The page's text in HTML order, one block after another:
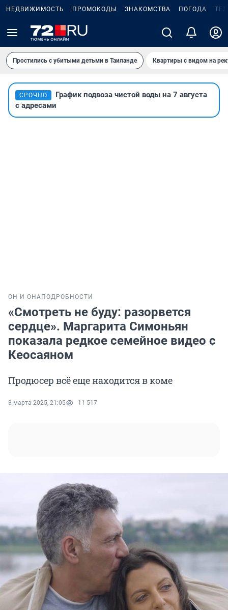
НЕДВИЖИМОСТЬ ПРОМОКОДЫ ЗНАКОМСТВА ПОГОДА
Простились с убитыми детьми в Таиланде Квартиры с видом на
СРОЧНО
График подвоза чистой воды на 7 августа
с адресами
ОН И ОНА ПОДРОБНОСТИ
«Смотреть не буду: разорвется
сердце». Маргарита Симоньян
показала редкое семейное видео с
Кеосаяном
Продюсер всё еще находится в коме
3 марта 2025, 21:05 11 517